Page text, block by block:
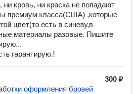
кровь, ни краска не попадают
премиум класса(США) ,которые
цвет(то есть в синеву,в
материалы разовые. Пишите
гарантирую.!
300 ₽
оформления бровей